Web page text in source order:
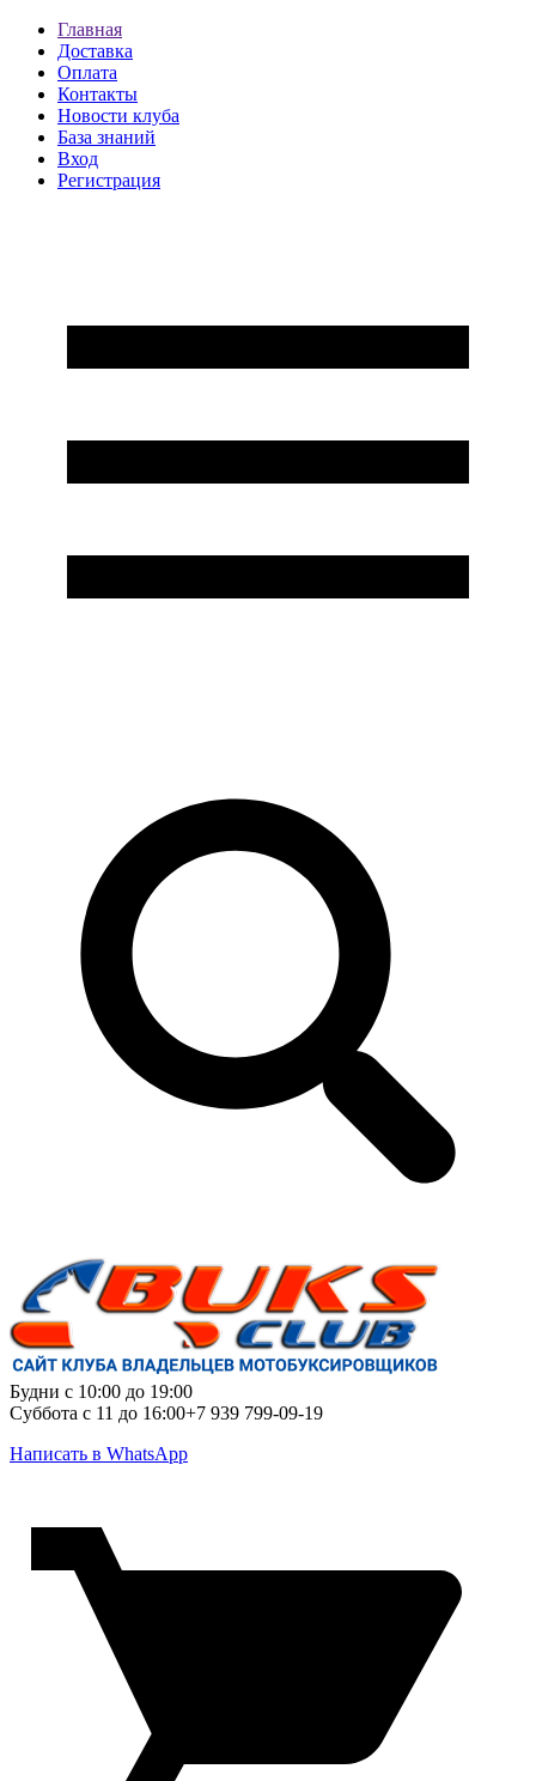
Главная
Доставка
Оплата
Контакты
Новости клуба
База знаний
Вход
Регистрация
Будни с 10:00 до 19:00
Суббота с 11 до 16:00+7 939 799-09-19
Написать в WhatsApp